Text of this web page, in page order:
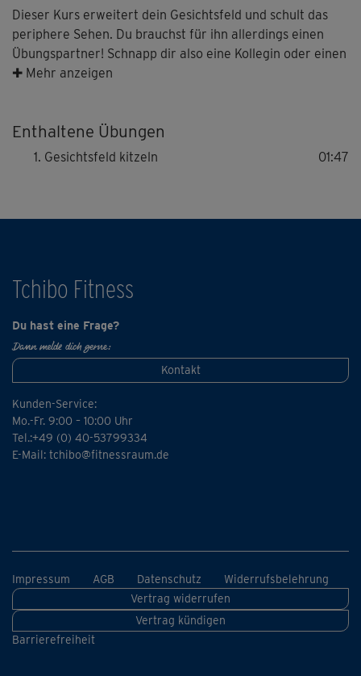
Dieser Kurs erweitert dein Gesichtsfeld und schult das
periphere Sehen. Du brauchst für ihn allerdings einen
Übungspartner! Schnapp dir also eine Kollegin oder einen
Kollegen. Julia Schuppel und Dirk Pinnig machen dir vor,
verschwommenen Rand um das Smartphone nennt man
übrigens Leben."
✚ Mehr anzeigen
Enthaltene Übungen
Gesichtsfeld kitzeln 01:47
Tchibo Fitness
Du hast eine Frage?
Dann melde dich gerne:
Kontakt
Kunden-Service:
Mo.-Fr. 9:00 – 10:00 Uhr
Tel.:+49 (0) 40-53799334
E-Mail: tchibo@fitnessraum.de
Impressum AGB Datenschutz
Widerrufsbelehrung
Vertrag widerrufen
Vertrag kündigen
Barrierefreiheit